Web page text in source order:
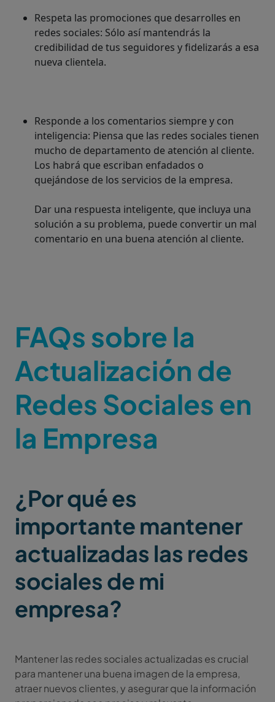
Respeta las promociones que desarrolles en
redes sociales: Sólo así mantendrás la
credibilidad de tus seguidores y fidelizarás a esa
nueva clientela.
Responde a los comentarios siempre y con
inteligencia: Piensa que las redes sociales tienen
mucho de departamento de atención al cliente.
Los habrá que escriban enfadados o
quejándose de los servicios de la empresa.
Dar una respuesta inteligente, que incluya una
solución a su problema, puede convertir un mal
comentario en una buena atención al cliente.
FAQs sobre la
Actualización de
Redes Sociales en
la Empresa
¿Por qué es
importante mantener
actualizadas las redes
sociales de mi
empresa?
Mantener las redes sociales actualizadas es crucial
para mantener una buena imagen de la empresa,
atraer nuevos clientes, y asegurar que la información